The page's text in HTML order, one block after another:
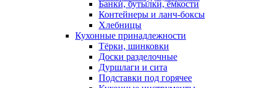
Банки, бутылки, ёмкости
Контейнеры и ланч-боксы
Хлебницы
Кухонные принадлежности
Тёрки, шинковки
Доски разделочные
Дуршлаги и сита
Подставки под горячее